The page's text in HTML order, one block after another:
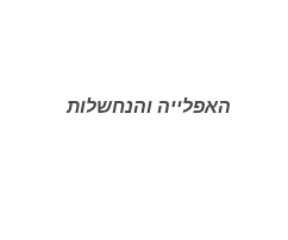
האפלייה והנחשלות